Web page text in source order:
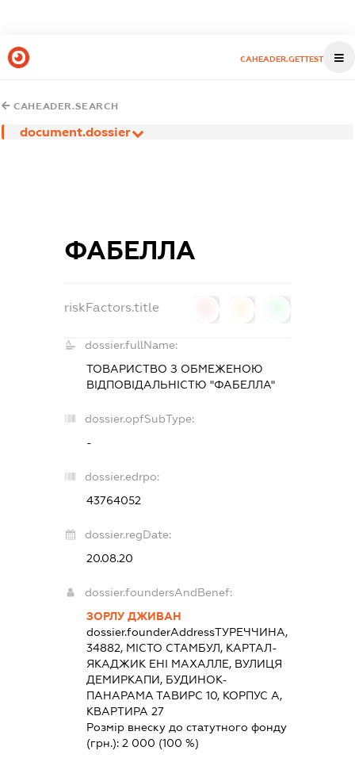
CAHEADER.GETTEST
CAHEADER.SEARCH
document.dossier
ФАБЕЛЛА
riskFactors.title
dossier.fullName:
ТОВАРИСТВО З ОБМЕЖЕНОЮ
ВІДПОВІДАЛЬНІСТЮ "ФАБЕЛЛА"
dossier.opfSubType:
-
dossier.edrpo:
43764052
dossier.regDate:
20.08.20
dossier.foundersAndBenef:
ЗОРЛУ ДЖИВАН
dossier.founderAddressТУРЕЧЧИНА,
34882, МІСТО СТАМБУЛ, КАРТАЛ-
ЯКАДЖИК ЕНІ МАХАЛЛЕ, ВУЛИЦЯ
ДЕМИРКАПИ, БУДИНОК-
ПАНАРАМА ТАВИРС 10, КОРПУС А,
КВАРТИРА 27
Розмір внеску до статутного фонду
(грн.): 2 000 (100 %)